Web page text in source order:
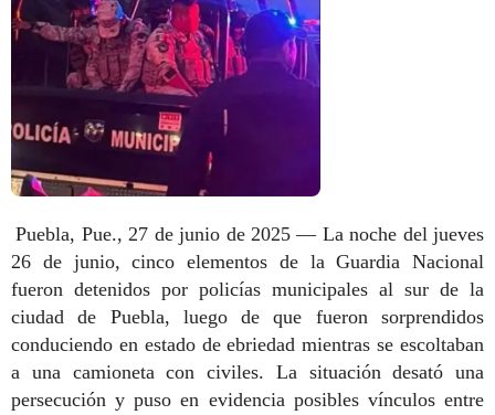
Puebla, Pue., 27 de junio de 2025 — La noche del jueves
26 de junio, cinco elementos de la Guardia Nacional
fueron detenidos por policías municipales al sur de la
ciudad de Puebla, luego de que fueron sorprendidos
conduciendo en estado de ebriedad mientras se escoltaban
a una camioneta con civiles. La situación desató una
persecución y puso en evidencia posibles vínculos entre